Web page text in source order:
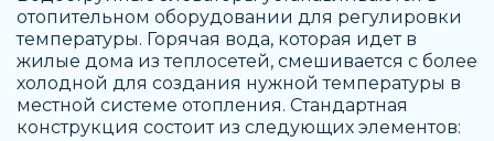
отопительном оборудовании для регулировки
температуры. Горячая вода, которая идет в
жилые дома из теплосетей, смешивается с более
холодной для создания нужной температуры в
местной системе отопления. Стандартная
конструкция состоит из следующих элементов: